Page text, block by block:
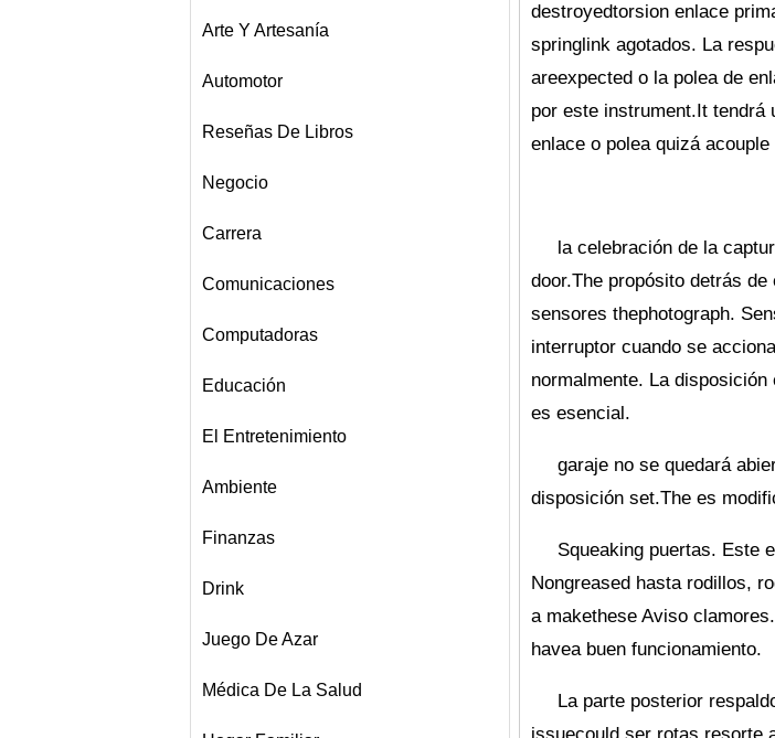
Arte Y Artesanía
Automotor
Reseñas De Libros
Negocio
Carrera
Comunicaciones
Computadoras
Educación
El Entretenimiento
Ambiente
Finanzas
Drink
Juego De Azar
Médica De La Salud
destroyedtorsion enlace
springlink agotados. La
areexpected o la polea de
por este instrument.It tendrá
enlace o polea quizá acouple
la celebración de la
door.The propósito detrás
sensores thephotograph.
interruptor cuando se
normalmente. La
es esencial.
garaje no se quedará
disposición set.The es
Squeaking puertas. Este
Nongreased hasta rodillos,
a makethese Aviso
havea buen funcionamiento.
La parte posterior